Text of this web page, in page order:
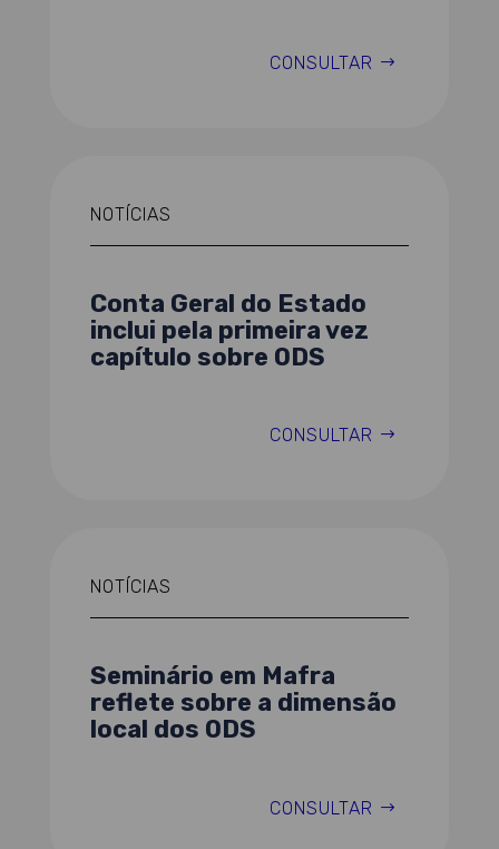
CONSULTAR
NOTÍCIAS
Conta Geral do Estado
inclui pela primeira vez
capítulo sobre ODS
CONSULTAR
NOTÍCIAS
Seminário em Mafra
reflete sobre a dimensão
local dos ODS
CONSULTAR